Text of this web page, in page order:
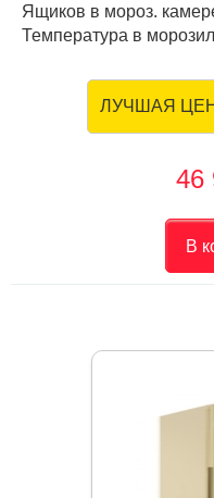
Ящиков в мороз.
Температура в
ЛУЧШАЯ
46
В